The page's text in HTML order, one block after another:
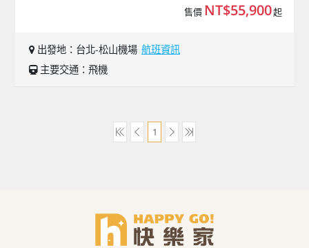
售價 NT$55,900起
出發地：台北-松山機場 航班資訊
主要交通：飛機
1